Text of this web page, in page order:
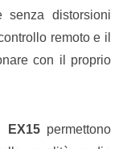
senza distorsioni
remoto e il
con il proprio
EX15 permettono